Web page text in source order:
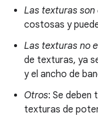
Las texturas
costosas y
Las texturas no
de texturas, ya
y el ancho de
Otros: Se deben
texturas de